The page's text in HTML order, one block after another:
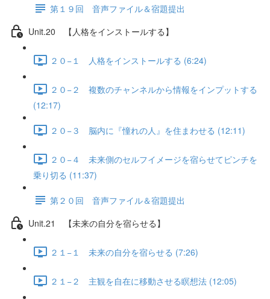
第１９回 音声ファイル＆宿題提出
Unit.20 【人格をインストールする】
２０−１ 人格をインストールする (6:24)
２０−２ 複数のチャンネルから情報をインプットする
(12:17)
２０−３ 脳内に『憧れの人』を住まわせる (12:11)
２０−４ 未来側のセルフイメージを宿らせてピンチを
乗り切る (11:37)
第２０回 音声ファイル＆宿題提出
Unit.21 【未来の自分を宿らせる】
２１−１ 未来の自分を宿らせる (7:26)
２１−２ 主観を自在に移動させる瞑想法 (12:05)